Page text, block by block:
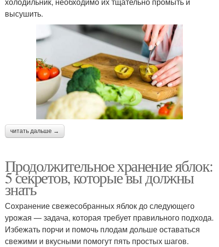
высушить.
читать дальше →
Продолжительное хранение яблок:
5 секретов, которые вы должны
знать
Сохранение свежесобранных яблок до следующего
урожая — задача, которая требует правильного подхода.
Избежать порчи и помочь плодам дольше оставаться
свежими и вкусными помогут пять простых шагов.